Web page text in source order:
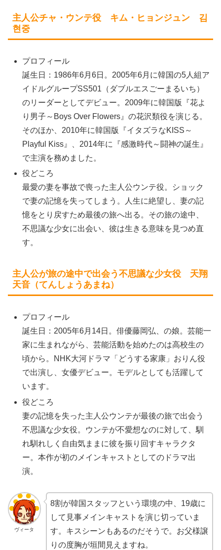
主人公チャ・ウンテ役 キム・ヒョンジュン 김
현중
プロフィール
誕生日：1986年6月6日。2005年6月に韓国の5人組ア
イドルグループSS501（ダブルエスごーまるいち）
のリーダーとしてデビュー。2009年に韓国版『花よ
り男子～Boys Over Flowers』の花沢類役を演じる。
そのほか、2010年に韓国版『イタズラなKISS～
Playful Kiss』、2014年に『感激時代～闘神の誕生』
で主演を務めました。
役どころ
最愛の妻を事故で喪った主人公ウンテ役。ショック
で妻の記憶を失ってしまう。人生に絶望し、妻の記
憶をとり戻すため最後の旅へ出る。その旅の途中、
不思議な少女に出会い、彼は生きる意味を見つめ直
す。
主人公が旅の途中で出会う不思議な少女役 天翔
天音（てんしょうあまね）
プロフィール
誕生日：2005年6月14日。俳優藤岡弘、の娘。芸能一
家に生まれながら、芸能活動を始めたのは高校生の
頃から。NHK大河ドラマ「どうする家康」おりん役
で出演し、女優デビュー。モデルとしても活躍して
います。
役どころ
妻の記憶を失った主人公ウンテが最後の旅で出会う
不思議な少女役。ウンテが不愛想なのに対して、馴
れ馴れしく自由気ままに彼を振り回すキャラクタ
ー。本作が初のメインキャストとしてのドラマ出
演。
ヴィータ
8割が韓国スタッフという環境の中、19歳に
して見事メインキャストを演じ切っていま
す。キスシーンもあるのだそうで。お父様譲
りの度胸が垣間見えますね。